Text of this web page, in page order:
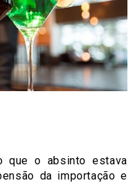
que o absinto estava
da importação e